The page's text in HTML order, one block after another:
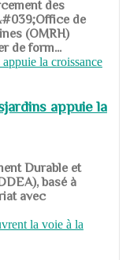
des
de
(OMRH)
de form...
appuie la
Durable et
basé à
avec